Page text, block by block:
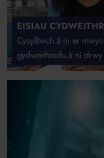
EISIAU
Cysylltwch â ni er
gydweithredu â ni